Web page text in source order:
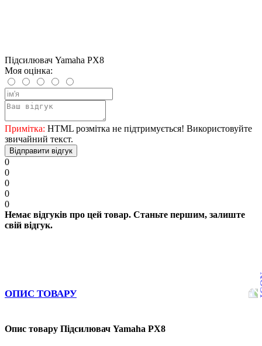
Підсилювач Yamaha PX8
Моя оцінка:
Примітка: HTML розмітка не підтримується! Використовуйте
звичайний текст.
Відправити відгук
0
0
0
0
0
Немає відгуків про цей товар. Станьте першим, залиште
свій відгук.
ОПИС ТОВАРУ
Опис товару Підсилювач Yamaha PX8